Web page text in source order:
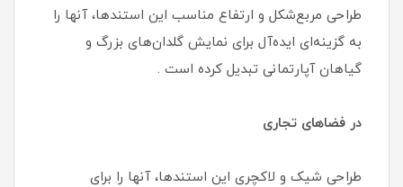
طراحی مربع‌شکل و ارتفاع مناسب این استندها، آنها را
به گزینه‌ای ایده‌آل برای نمایش گلدان‌های بزرگ و
گیاهان آپارتمانی تبدیل کرده است .
در فضاهای تجاری
طراحی شیک و لاکچری این استندها، آنها را برای